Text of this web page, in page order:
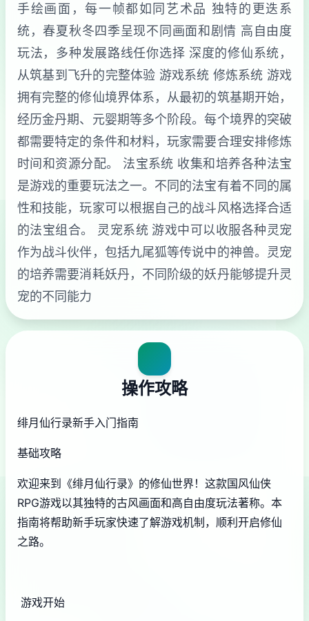
手绘画面，每一帧都如同艺术品 独特的更迭系
统，春夏秋冬四季呈现不同画面和剧情 高自由度
玩法，多种发展路线任你选择 深度的修仙系统，
从筑基到飞升的完整体验 游戏系统 修炼系统 游戏
拥有完整的修仙境界体系，从最初的筑基期开始，
经历金丹期、元婴期等多个阶段。每个境界的突破
都需要特定的条件和材料，玩家需要合理安排修炼
时间和资源分配。 法宝系统 收集和培养各种法宝
是游戏的重要玩法之一。不同的法宝有着不同的属
性和技能，玩家可以根据自己的战斗风格选择合适
的法宝组合。 灵宠系统 游戏中可以收服各种灵宠
作为战斗伙伴，包括九尾狐等传说中的神兽。灵宠
的培养需要消耗妖丹，不同阶级的妖丹能够提升灵
宠的不同能力
操作攻略
绯月仙行录新手入门指南
基础攻略
欢迎来到《绯月仙行录》的修仙世界！这款国风仙侠
RPG游戏以其独特的古风画面和高自由度玩法著称。本
指南将帮助新手玩家快速了解游戏机制，顺利开启修仙
之路。
游戏开始